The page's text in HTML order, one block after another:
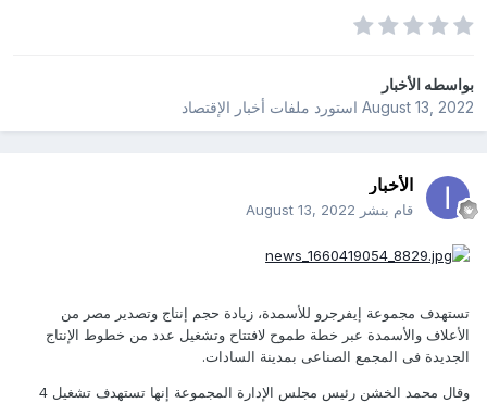
بواسطهالأخبار
August 13, 2022استورد ملفات أخبار الإقتصاد
الأخبار
قام بنشر August 13, 2022
تستهدف مجموعة إيفرجرو للأسمدة، زيادة حجم إنتاج وتصدير مصر من
الأعلاف والأسمدة عبر خطة طموح لافتتاح وتشغيل عدد من خطوط الإنتاج
الجديدة فى المجمع الصناعى بمدينة السادات.
وقال محمد الخشن رئيس مجلس الإدارة المجموعة إنها تستهدف تشغيل 4